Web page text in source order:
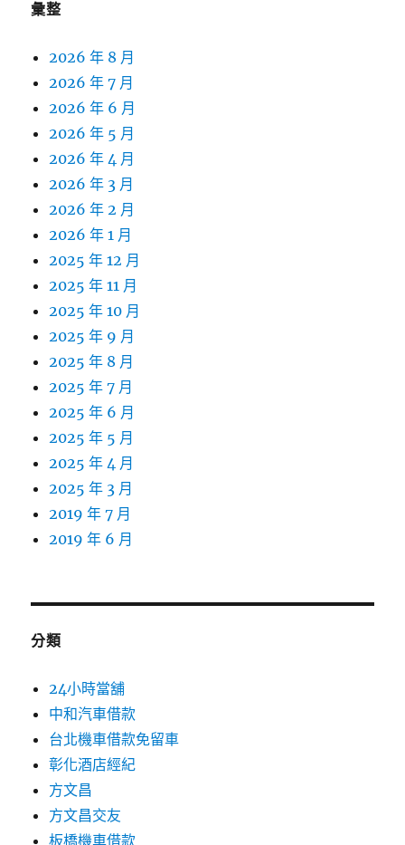
彙整
2026 年 8 月
2026 年 7 月
2026 年 6 月
2026 年 5 月
2026 年 4 月
2026 年 3 月
2026 年 2 月
2026 年 1 月
2025 年 12 月
2025 年 11 月
2025 年 10 月
2025 年 9 月
2025 年 8 月
2025 年 7 月
2025 年 6 月
2025 年 5 月
2025 年 4 月
2025 年 3 月
2019 年 7 月
2019 年 6 月
分類
24小時當舖
中和汽車借款
台北機車借款免留車
彰化酒店經紀
方文昌
方文昌交友
板橋機車借款